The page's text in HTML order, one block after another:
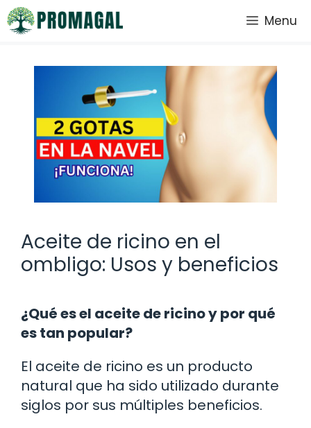
Saltar
al
Menu
Aceite de ricino en el
ombligo: Usos y beneficios
¿Qué es el aceite de ricino y por qué
es tan popular?
El aceite de ricino es un producto
natural que ha sido utilizado durante
siglos por sus múltiples beneficios.